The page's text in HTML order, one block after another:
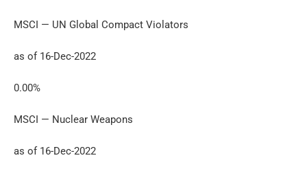
MSCI — UN Global Compact Violators
as of 16-Dec-2022
0.00%
MSCI — Nuclear Weapons
as of 16-Dec-2022